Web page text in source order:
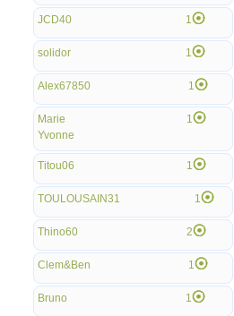
JCD40 1
solidor 1
Alex67850 1
Marie
Yvonne
1
Titou06 1
TOULOUSAIN31 1
Thino60 2
Clem&Ben 1
Bruno 1